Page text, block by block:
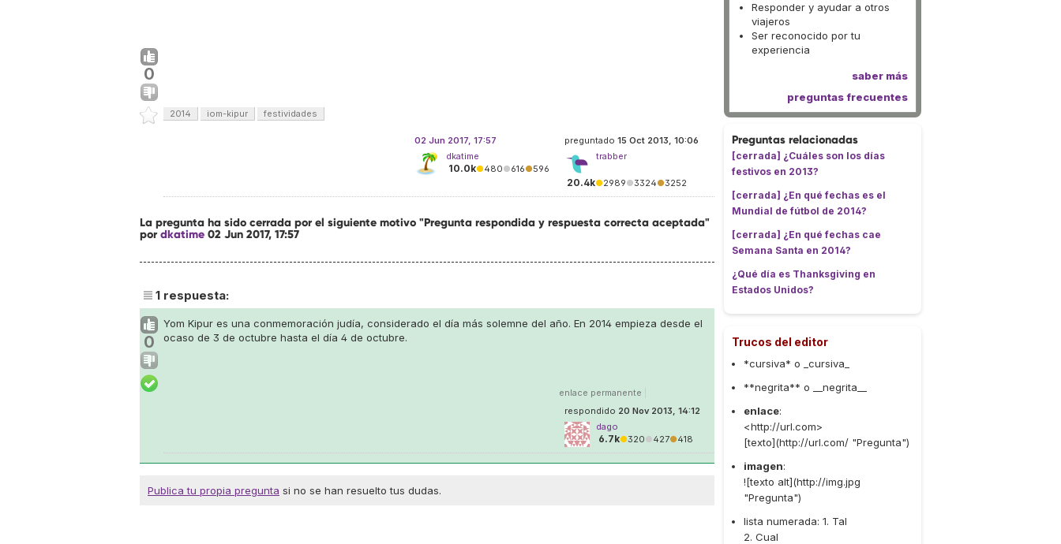
0
2014 iom-kipur festividades
preguntado 15 Oct 2013, 10:06
trabber
20.4k●2989●3324●3252
02 Jun 2017, 17:57
dkatime
10.0k●480●616●596
La pregunta ha sido cerrada por el siguiente motivo "Pregunta respondida y respuesta correcta aceptada"
por dkatime 02 Jun 2017, 17:57
1 respuesta:
0
Yom Kipur es una conmemoración judía, considerado el día más solemne del año. En 2014 empieza desde el
ocaso de 3 de octubre hasta el día 4 de octubre.
enlace permanente
respondido 20 Nov 2013, 14:12
dago
6.7k●320●427●418
Publica tu propia pregunta si no se han resuelto tus dudas.
Responder y ayudar a otros
viajeros
Ser reconocido por tu
experiencia
saber más
preguntas frecuentes
Preguntas relacionadas
[cerrada] ¿Cuáles son los días
festivos en 2013?
[cerrada] ¿En qué fechas es el
Mundial de fútbol de 2014?
[cerrada] ¿En qué fechas cae
Semana Santa en 2014?
¿Qué día es Thanksgiving en
Estados Unidos?
Trucos del editor
*cursiva* o _cursiva_
**negrita** o __negrita__
enlace:
<http://url.com>
[texto](http://url.com/ "Pregunta")
imagen:
![texto alt](http://img.jpg
"Pregunta")
lista numerada: 1. Tal
2. Cual